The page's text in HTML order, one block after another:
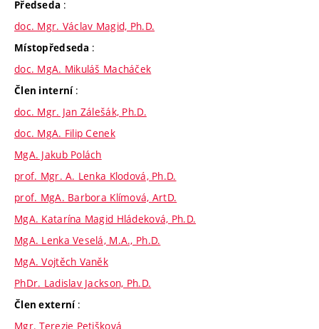
Předseda :
doc. Mgr. Václav Magid, Ph.D.
Místopředseda :
doc. MgA. Mikuláš Macháček
Člen interní :
doc. Mgr. Jan Zálešák, Ph.D.
doc. MgA. Filip Cenek
MgA. Jakub Polách
prof. Mgr. A. Lenka Klodová, Ph.D.
prof. MgA. Barbora Klímová, ArtD.
MgA. Katarína Magid Hládeková, Ph.D.
MgA. Lenka Veselá, M.A., Ph.D.
MgA. Vojtěch Vaněk
PhDr. Ladislav Jackson, Ph.D.
Člen externí :
Mgr. Terezie Petišková